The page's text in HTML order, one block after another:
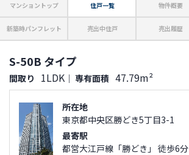
マンショントップ 住戸一覧 物件概要
新築時パンフレット 売出中住戸 売出履歴
S-50B タイプ
間取り 1LDK ｜ 専有面積 47.79m²
所在地
東京都中央区勝どき5丁目3-1
最寄駅
都営大江戸線「勝どき」 徒歩6分